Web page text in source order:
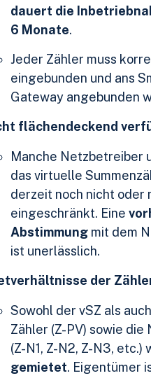
dauert die
6 Monate.
Jeder Zähler muss
eingebunden und ans
Gateway angebunden
flächendeckend
Manche Netzbetreiber
das virtuelle
derzeit noch nicht oder
eingeschränkt. Eine
Abstimmung mit dem
ist unerlässlich.
der
Sowohl der vSZ als
Zähler (Z-PV) sowie die
(Z-N1, Z-N2, Z-N3, etc.)
gemietet. Eigentümer